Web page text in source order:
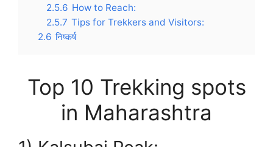
2.5.6 How to Reach:
2.5.7 Tips for Trekkers and Visitors:
2.6 निष्कर्ष
Top 10 Trekking spots
in Maharashtra